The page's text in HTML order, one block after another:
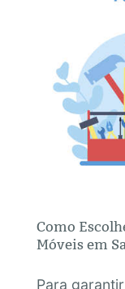
Como
Móveis em
Para